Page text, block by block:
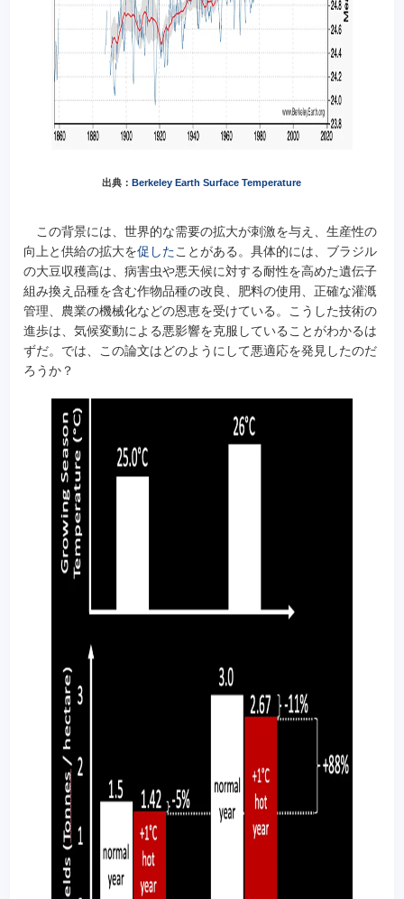
出典：Berkeley Earth Surface Temperature
この背景には、世界的な需要の拡大が刺激を与え、生産性の
向上と供給の拡大を促したことがある。具体的には、ブラジル
の大豆収穫高は、病害虫や悪天候に対する耐性を高めた遺伝子
組み換え品種を含む作物品種の改良、肥料の使用、正確な灌漑
管理、農業の機械化などの恩恵を受けている。こうした技術の
進歩は、気候変動による悪影響を克服していることがわかるは
ずだ。では、この論文はどのようにして悪適応を発見したのだ
ろうか？